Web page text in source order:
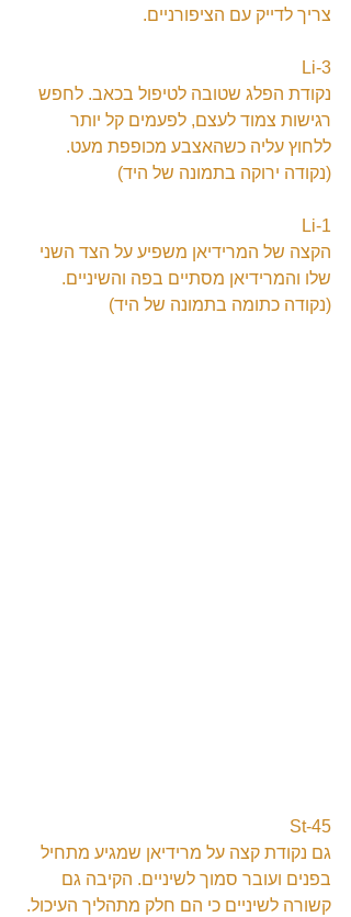
צריך לדייק עם הציפורניים.
Li-3
נקודת הפלג שטובה לטיפול בכאב. לחפש
רגישות צמוד לעצם, לפעמים קל יותר
ללחוץ עליה כשהאצבע מכופפת מעט.
(נקודה ירוקה בתמונה של היד)
Li-1
הקצה של המרידיאן משפיע על הצד השני
שלו והמרידיאן מסתיים בפה והשיניים.
(נקודה כתומה בתמונה של היד)
St-45
גם נקודת קצה על מרידיאן שמגיע מתחיל
בפנים ועובר סמוך לשיניים. הקיבה גם
קשורה לשיניים כי הם חלק מתהליך העיכול.